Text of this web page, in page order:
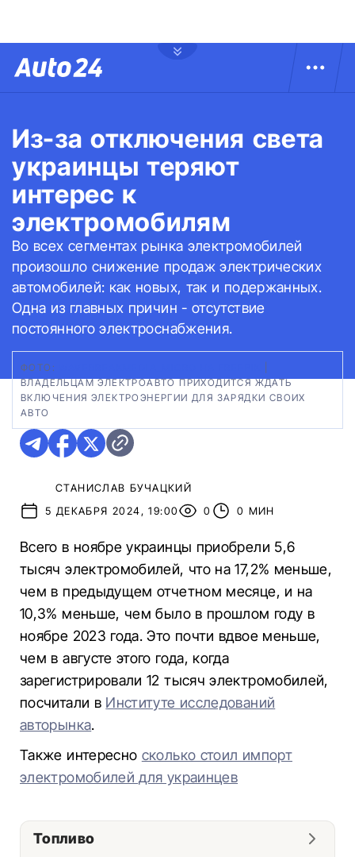
Из-за отключения света
украинцы теряют
интерес к
электромобилям
Во всех сегментах рынка электромобилей
произошло снижение продаж электрических
автомобилей: как новых, так и подержанных.
Одна из главных причин - отсутствие
постоянного электроснабжения.
ФОТО:
ВЛАДЕЛЬЦАМ ЭЛЕКТРОАВТО ПРИХОДИТСЯ ЖДАТЬ
ВКЛЮЧЕНИЯ ЭЛЕКТРОЭНЕРГИИ ДЛЯ ЗАРЯДКИ СВОИХ
АВТО
СТАНИСЛАВ БУЧАЦКИЙ
5 ДЕКАБРЯ 2024, 19:00
0 0 МИН
Всего в ноябре украинцы приобрели 5,6
тысяч электромобилей, что на 17,2% меньше,
чем в предыдущем отчетном месяце, и на
10,3% меньше, чем было в прошлом году в
ноябре 2023 года. Это почти вдвое меньше,
чем в августе этого года, когда
зарегистрировали 12 тысяч электромобилей,
посчитали в Институте исследований
авторынка.
Также интересно сколько стоил импорт
электромобилей для украинцев
Топливо